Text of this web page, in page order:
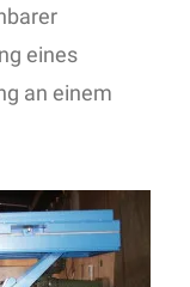
eines
an einem